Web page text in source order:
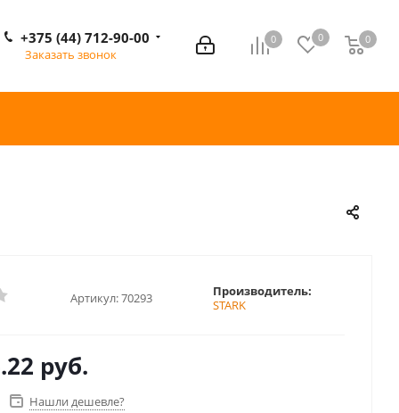
0 0 0
0
+375 (44) 712-90-00
Заказать звонок
Артикул:70293
Производитель:
STARK
руб.
Нашли дешевле?